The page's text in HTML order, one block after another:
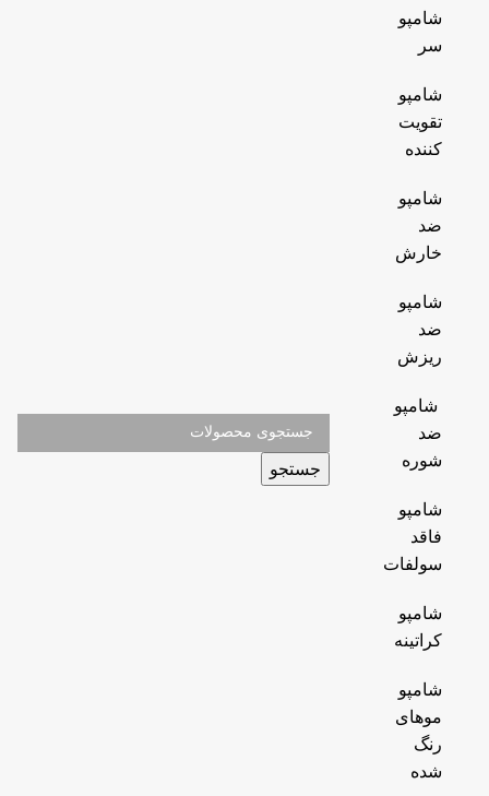
شامپو
سر
شامپو
تقویت
کننده
شامپو
ضد
خارش
شامپو
ضد
ریزش
شامپو
ضد
شوره
شامپو
فاقد
سولفات
شامپو
کراتینه
شامپو
موهای
رنگ
شده
جستجو